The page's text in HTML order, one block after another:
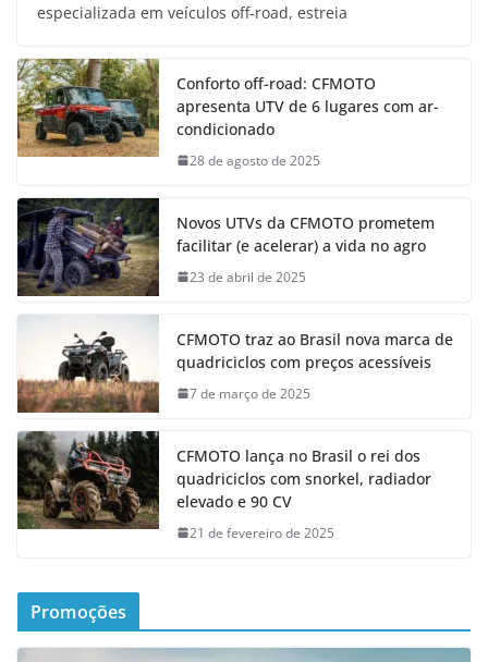
especializada em veículos off-road, estreia
Conforto off-road: CFMOTO
apresenta UTV de 6 lugares com ar-
condicionado
28 de agosto de 2025
Novos UTVs da CFMOTO prometem
facilitar (e acelerar) a vida no agro
23 de abril de 2025
CFMOTO traz ao Brasil nova marca de
quadriciclos com preços acessíveis
7 de março de 2025
CFMOTO lança no Brasil o rei dos
quadriciclos com snorkel, radiador
elevado e 90 CV
21 de fevereiro de 2025
Promoções